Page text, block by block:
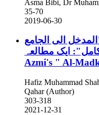
Asma Bibi, Dr
35-70
2019-06-30
الی الجامع
Azmi's " Al-
Hafiz Muhammad
Qahar (Author)
303-318
2021-12-31